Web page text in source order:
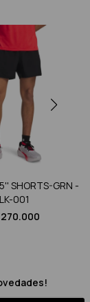
SHORTS-GRN -
001
270.000